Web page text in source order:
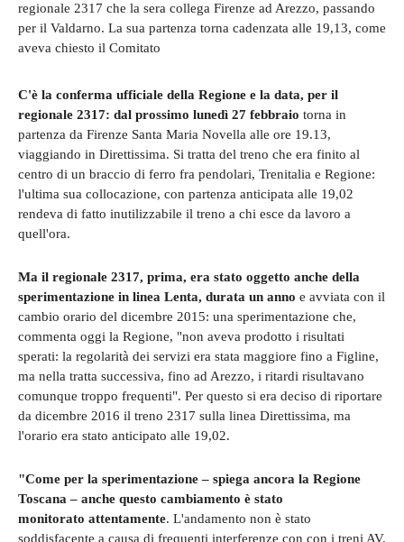
regionale 2317 che la sera collega Firenze ad Arezzo, passando
per il Valdarno. La sua partenza torna cadenzata alle 19,13, come
aveva chiesto il Comitato
C'è la conferma ufficiale della Regione e la data, per il
regionale 2317: dal prossimo lunedì 27 febbraio torna in
partenza da Firenze Santa Maria Novella alle ore 19.13,
viaggiando in Direttissima. Si tratta del treno che era finito al
centro di un braccio di ferro fra pendolari, Trenitalia e Regione:
l'ultima sua collocazione, con partenza anticipata alle 19,02
rendeva di fatto inutilizzabile il treno a chi esce da lavoro a
quell'ora.
Ma il regionale 2317, prima, era stato oggetto anche della
sperimentazione in linea Lenta, durata un anno e avviata con il
cambio orario del dicembre 2015: una sperimentazione che,
commenta oggi la Regione, "non aveva prodotto i risultati
sperati: la regolarità dei servizi era stata maggiore fino a Figline,
ma nella tratta successiva, fino ad Arezzo, i ritardi risultavano
comunque troppo frequenti". Per questo si era deciso di riportare
da dicembre 2016 il treno 2317 sulla linea Direttissima, ma
l'orario era stato anticipato alle 19,02.
"Come per la sperimentazione – spiega ancora la Regione
Toscana – anche questo cambiamento è stato
monitorato attentamente. L'andamento non è stato
soddisfacente a causa di frequenti interferenze con con i treni AV.